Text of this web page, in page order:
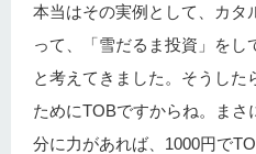
本当はその実例として、カタ
って、「雪だるま投資」を
と考えてきました。そうし
ためにTOBですからね。まさ
分に力があれば、1000円で